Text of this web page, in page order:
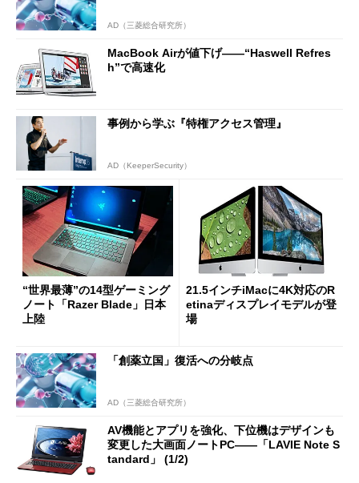
AD（三菱総合研究所）
MacBook Airが値下げ――“Haswell Refres
h”で高速化
事例から学ぶ『特権アクセス管理』
AD（KeeperSecurity）
“世界最薄”の14型ゲーミング
ノート「Razer Blade」日本
上陸
21.5インチiMacに4K対応のR
etinaディスプレイモデルが登
場
「創薬立国」復活への分岐点
AD（三菱総合研究所）
AV機能とアプリを強化、下位機はデザインも
変更した大画面ノートPC――「LAVIE Note S
tandard」 (1/2)